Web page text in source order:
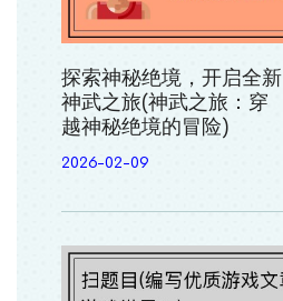
探索神秘绝境，开启全新
神武之旅(神武之旅：穿
越神秘绝境的冒险)
2026-02-09